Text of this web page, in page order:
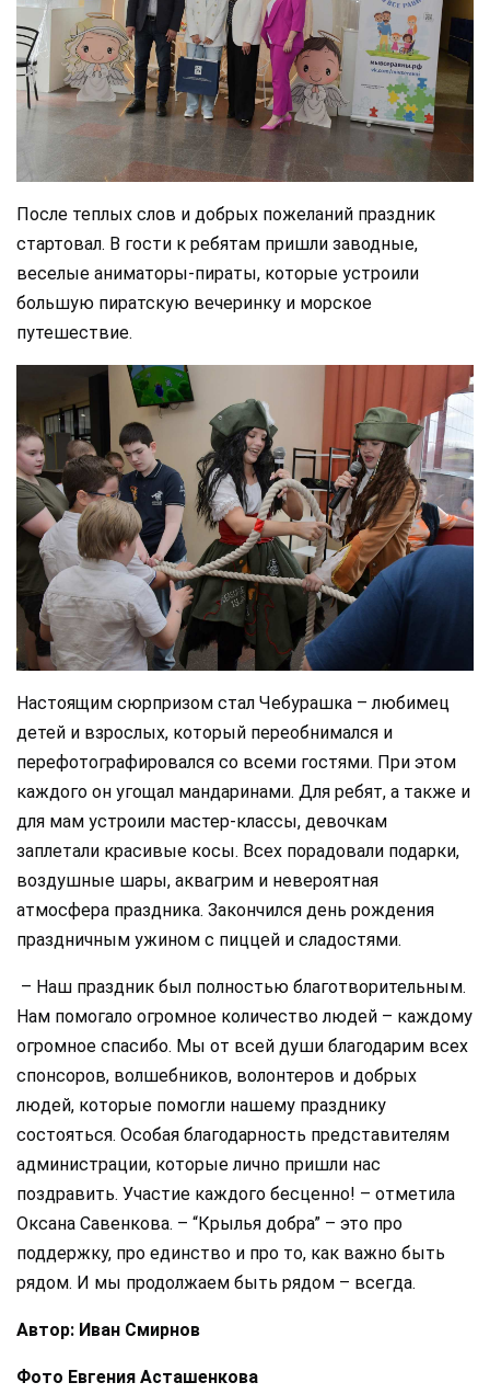
После теплых слов и добрых пожеланий праздник
стартовал. В гости к ребятам пришли заводные,
веселые аниматоры-пираты, которые устроили
большую пиратскую вечеринку и морское
путешествие.
Настоящим сюрпризом стал Чебурашка – любимец
детей и взрослых, который переобнимался и
перефотографировался со всеми гостями. При этом
каждого он угощал мандаринами. Для ребят, а также и
для мам устроили мастер-классы, девочкам
заплетали красивые косы. Всех порадовали подарки,
воздушные шары, аквагрим и невероятная
атмосфера праздника. Закончился день рождения
праздничным ужином с пиццей и сладостями.
– Наш праздник был полностью благотворительным.
Нам помогало огромное количество людей – каждому
огромное спасибо. Мы от всей души благодарим всех
спонсоров, волшебников, волонтеров и добрых
людей, которые помогли нашему празднику
состояться. Особая благодарность представителям
администрации, которые лично пришли нас
поздравить. Участие каждого бесценно! – отметила
Оксана Савенкова. – “Крылья добра” – это про
поддержку, про единство и про то, как важно быть
рядом. И мы продолжаем быть рядом – всегда.
Автор: Иван Смирнов
Фото Евгения Асташенкова